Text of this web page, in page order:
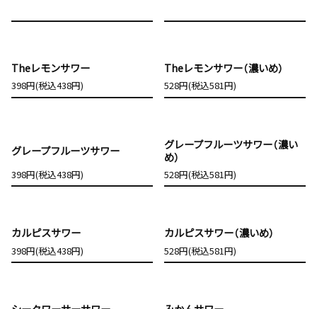
Theレモンサワー
398円(税込438円)
Theレモンサワー（濃いめ）
528円(税込581円)
グレープフルーツサワー
398円(税込438円)
グレープフルーツサワー（濃い
め）
528円(税込581円)
カルピスサワー
398円(税込438円)
カルピスサワー（濃いめ）
528円(税込581円)